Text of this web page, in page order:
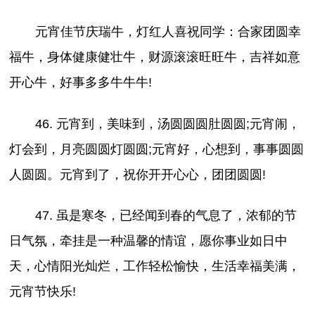
元宵佳节庆瑞牛，灯红人喜祝同学：合家团圆幸
福牛，身体健康健壮牛，财源滚滚旺旺牛，吉祥如意
开心牛，好事多多牛牛牛!
46. 元宵到，美味到，汤圆圆圆肚圆圆;元宵闹，
灯会到，月亮圆圆灯圆圆;元宵好，心想到，事事圆圆
人圆圆。元宵到了，祝你开开心心，团团圆圆!
47. 虽是寒冬，已经闻到春的气息了，浓郁的节
日气氛，牵挂是一种温馨的情谊，愿你事业如日中
天，心情阳光灿烂，工作轻松愉快，生活幸福美满，
元宵节快乐!